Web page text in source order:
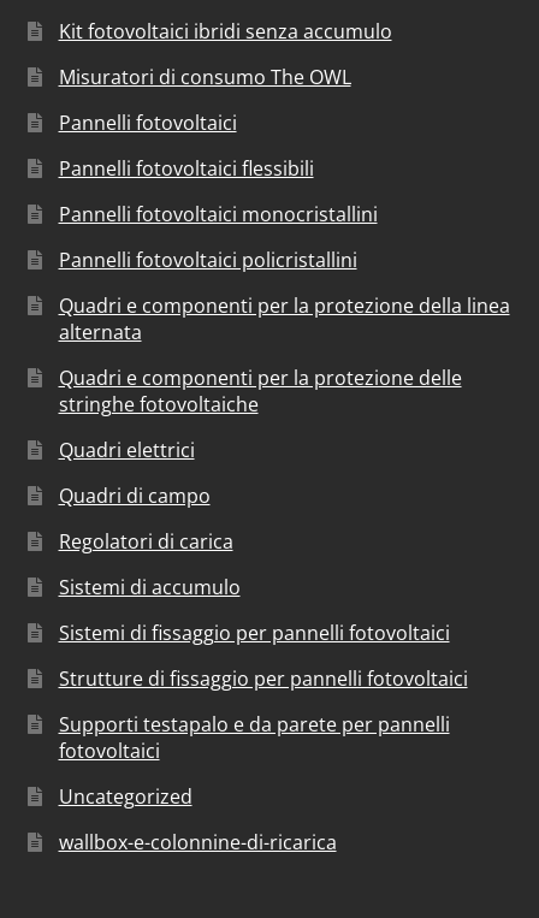
Kit fotovoltaici ibridi senza accumulo
Misuratori di consumo The OWL
Pannelli fotovoltaici
Pannelli fotovoltaici flessibili
Pannelli fotovoltaici monocristallini
Pannelli fotovoltaici policristallini
Quadri e componenti per la protezione della linea
alternata
Quadri e componenti per la protezione delle
stringhe fotovoltaiche
Quadri elettrici
Quadri di campo
Regolatori di carica
Sistemi di accumulo
Sistemi di fissaggio per pannelli fotovoltaici
Strutture di fissaggio per pannelli fotovoltaici
Supporti testapalo e da parete per pannelli
fotovoltaici
Uncategorized
wallbox-e-colonnine-di-ricarica